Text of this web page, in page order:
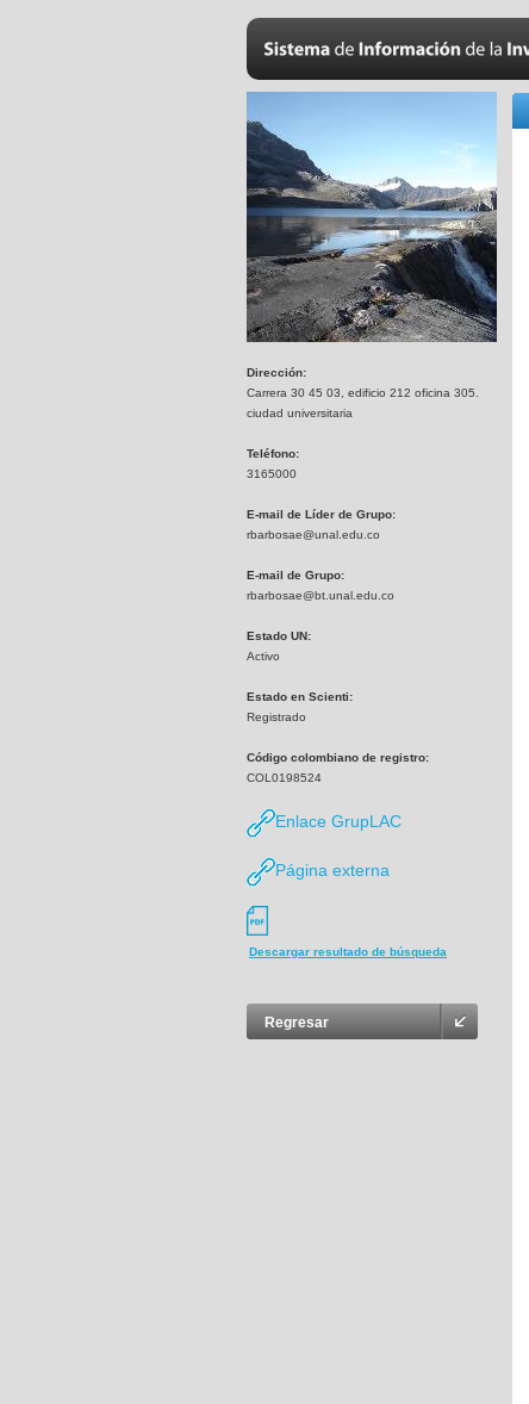
Dirección:
Carrera 30 45 03, edificio 212 oficina 305.
ciudad universitaria
Teléfono:
3165000
E-mail de Líder de Grupo:
rbarbosae@unal.edu.co
E-mail de Grupo:
rbarbosae@bt.unal.edu.co
Estado UN:
Activo
Estado en Scienti:
Registrado
Código colombiano de registro:
COL0198524
Enlace GrupLAC
Página externa
Descargar resultado de búsqueda
Regresar